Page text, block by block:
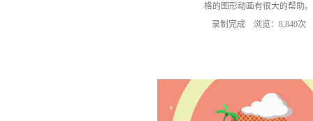
格的图形动画有很大的帮助。
录制完成 浏览：8,840次